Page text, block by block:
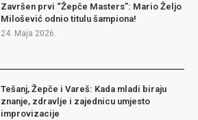
Završen prvi “Žepče Masters”: Mario Željo
Milošević odnio titulu šampiona!
24. Maja 2026.
Tešanj, Žepče i Vareš: Kada mladi biraju
znanje, zdravlje i zajednicu umjesto
improvizacije